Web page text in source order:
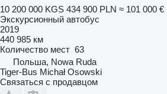
10 200 000 KGS 434 900 PLN ≈ 101 000 €
Экскурсионный автобус
2019
440 985 км
Количество мест 63
Польша, Nowa Ruda
Tiger-Bus Michał Osowski
Связаться с продавцом